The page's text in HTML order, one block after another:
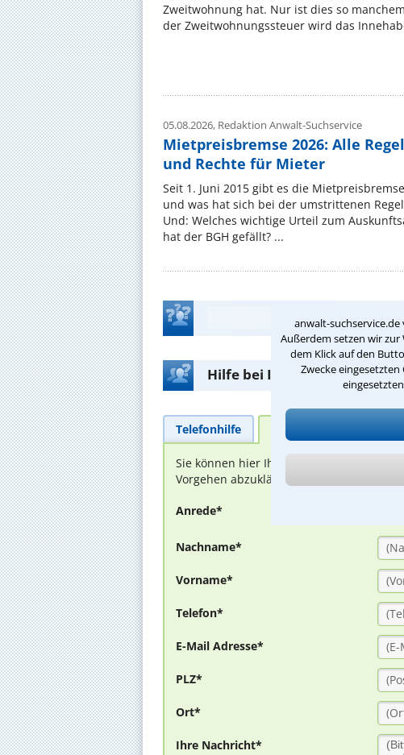
anwalt-
Außerdem setzen wir
dem Klick auf den
Zwecke
Zweitwohnung hat. Nur ist dies so
der Zweitwohnungssteuer wird das
05.08.2026, Redaktion Anwalt-Suchservice
Mietpreisbremse 2026: Alle
und Rechte für Mieter
Seit 1. Juni 2015 gibt es die
und was hat sich bei der umstrittenen
Und: Welches wichtige Urteil zum
hat der BGH gefällt? ...
Hilfe bei Ihrer Anwaltsuche?
Telefonhilfe Beratungsanfrage
Sie können hier Ihren Fall schildern.
Vorgehen abzuklären. Die Rückmeldung
Anrede*
Nachname*
Vorname*
Telefon*
E-Mail Adresse*
PLZ*
Ort*
Ihre Nachricht*